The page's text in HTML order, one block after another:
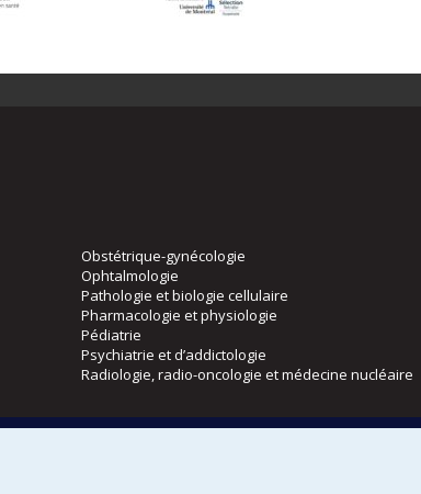
Obstétrique-gynécologie
Ophtalmologie
Pathologie et biologie cellulaire
Pharmacologie et physiologie
Pédiatrie
Psychiatrie et d’addictologie
Radiologie, radio-oncologie et médecine nucléaire